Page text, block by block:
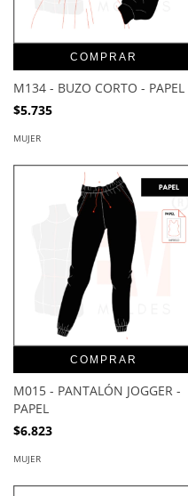
COMPRAR
M134 - BUZO CORTO - PAPEL
$5.735
MUJER
COMPRAR
M015 - PANTALÓN JOGGER -
PAPEL
$6.823
MUJER